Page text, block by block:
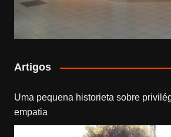
Artigos
Uma pequena historieta sobre
empatia